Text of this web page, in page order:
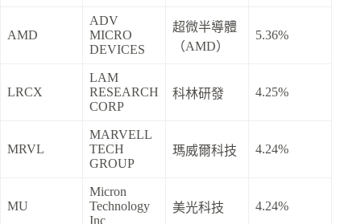
AMD
ADV
MICRO
DEVICES
超微半導體
（AMD）
5.36%
LRCX
LAM
RESEARCH
CORP
科林研發 4.25%
MRVL
MARVELL
TECH
GROUP
瑪威爾科技 4.24%
MU
Micron
Technology
Inc
美光科技 4.24%